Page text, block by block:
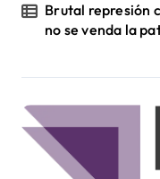
Brutal represión
no se venda la